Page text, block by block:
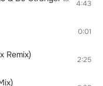
4:43
0:01
Remix) 2:25